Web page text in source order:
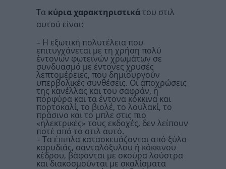
Τα κύρια χαρακτηριστικάτου στιλ
αυτού είναι:
– Η εξωτική πολυτέλεια που
επιτυγχάνεται με τη χρήση πολύ
έντονων φωτεινών χρωμάτων σε
συνδυασμό με έντονες χρυσές
λεπτομέρειες, που δημιουργούν
υπερβολικές συνθέσεις. Οι αποχρώσεις
της κανέλλας και του σαφράν, η
πορφύρα και τα έντονα κόκκινα και
πορτοκαλί, το βιολέ, το λουλακί, το
πράσινο και το μπλε στις πιο
«ηλεκτρικές» τους εκδοχές, δεν λείπουν
ποτέ από το στιλ αυτό.
– Τα έπιπλα κατασκευάζονται από ξύλο
καρυδιάς, σανταλόξυλου ή κόκκινου
κέδρου, βάφονται με σκούρα λούστρα
και διακοσμούνται με σκαλίσματα